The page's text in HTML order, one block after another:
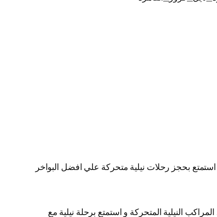
استمتع بحجز رحلات نيلية متحركة علي افضل البواخر
النيلية المتحركة و استمتع برحلة نيلية مع